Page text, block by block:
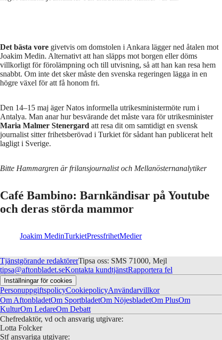
Det bästa vore givetvis om domstolen i Ankara lägger ned åtalen mot
Joakim Medin. Alternativt att han släpps mot borgen eller döms
villkorligt för förolämpning och till utvisning, så att han kan resa hem
snabbt. Om inte det sker måste den svenska regeringen lägga in en
högre växel för att få honom fri.
Den 14–15 maj äger Natos informella utrikesministermöte rum i
Antalya. Man anar hur besvärande det måste vara för utrikesminister
Maria Malmer Stenergard att resa dit om samtidigt en svensk
journalist sitter frihetsberövad i Turkiet för sådant han publicerat helt
lagligt i Sverige.
Bitte Hammargren är frilansjournalist och Mellanösternanalytiker
Café Bambino: Barnkändisar på Youtube
och deras störda mammor
Joakim MedinTurkietPressfrihetMedier
Tjänstgörande redaktörerTipsa oss: SMS 71000, Mejl
tipsa@aftonbladet.seKontakta kundtjänstRapportera fel
Inställningar för cookies
PersonuppgiftspolicyCookiepolicyAnvändarvillkor
Om AftonbladetOm SportbladetOm NöjesbladetOm PlusOm
KulturOm LedareOm Debatt
Chefredaktör, vd och ansvarig utgivare:
Lotta Folcker
Stf ansvariga utgivare: